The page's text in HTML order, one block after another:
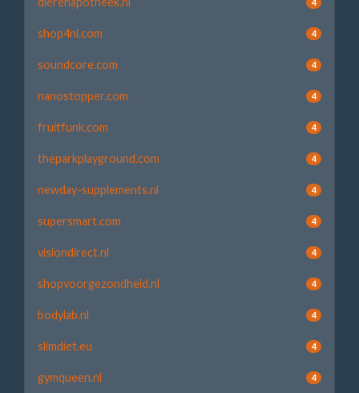
shop4nl.com 4
soundcore.com 4
nanostopper.com 4
fruitfunk.com 4
theparkplayground.com 4
newday-supplements.nl 4
supersmart.com 4
visiondirect.nl 4
shopvoorgezondheid.nl 4
bodylab.nl 4
slimdiet.eu 4
gymqueen.nl 4